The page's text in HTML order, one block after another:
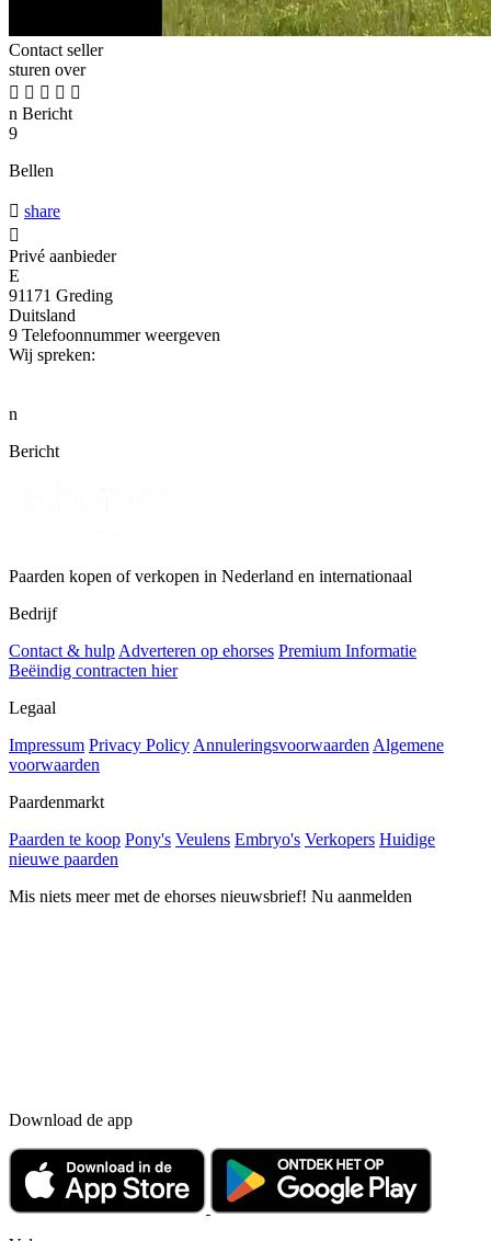
Contact seller
sturen over
    
n Bericht
9
Bellen
 share

Privé aanbieder
E
91171 Greding
Duitsland
9 Telefoonnummer weergeven
Wij spreken:
n
Bericht
Paarden kopen of verkopen in Nederland en internationaal
Bedrijf
Contact & hulp Adverteren op ehorses Premium Informatie
Beëindig contracten hier
Legaal
Impressum Privacy Policy Annuleringsvoorwaarden Algemene
voorwaarden
Paardenmarkt
Paarden te koop Pony's Veulens Embryo's Verkopers Huidige
nieuwe paarden
Mis niets meer met de ehorses nieuwsbrief! Nu aanmelden
Download de app